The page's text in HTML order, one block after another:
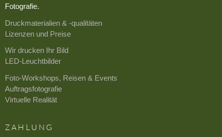
Fotografie.
Druckmaterialien & -qualitäten
Lizenzen und Preise
Wir drucken Ihr Bild
LED-Leuchtbilder
Foto-Workshops, Reisen & Events
Auftragsfotografie
Virtuelle Realität
ZAHLUNG